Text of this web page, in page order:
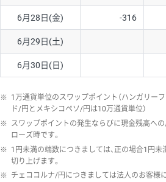
6月28日(金) -316
6月29日(土)
6月30日(日)
※ 1万通貨単位のスワップポイント（ハンガリー
ド/円とメキシコペソ/円は10万通貨単位）
※ スワップポイントの発生ならびに現金残高へ
ローズ時です。
※ 1円未満の端数につきましては、正の場合1円未
切り上げます。
※ チェココルナ/円につきましては法人のお客様